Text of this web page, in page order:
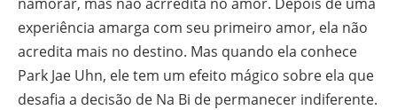
experiência amarga com seu primeiro amor, ela não
acredita mais no destino. Mas quando ela conhece
Park Jae Uhn, ele tem um efeito mágico sobre ela que
desafia a decisão de Na Bi de permanecer indiferente.